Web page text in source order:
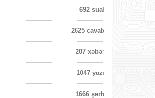
692 sual
2625 cavab
207 xəbər
1047 yazı
1666 şərh